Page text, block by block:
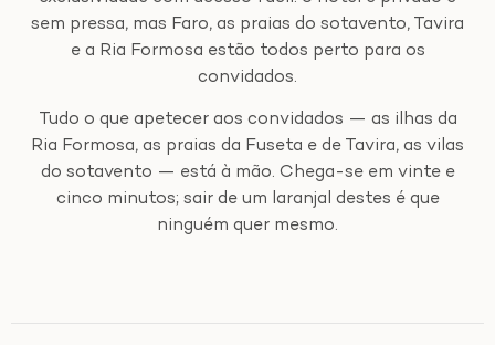
sem pressa, mas Faro, as praias do sotavento, Tavira
e a Ria Formosa estão todos perto para os
convidados.
Tudo o que apetecer aos convidados — as ilhas da
Ria Formosa, as praias da Fuseta e de Tavira, as vilas
do sotavento — está à mão. Chega-se em vinte e
cinco minutos; sair de um laranjal destes é que
ninguém quer mesmo.